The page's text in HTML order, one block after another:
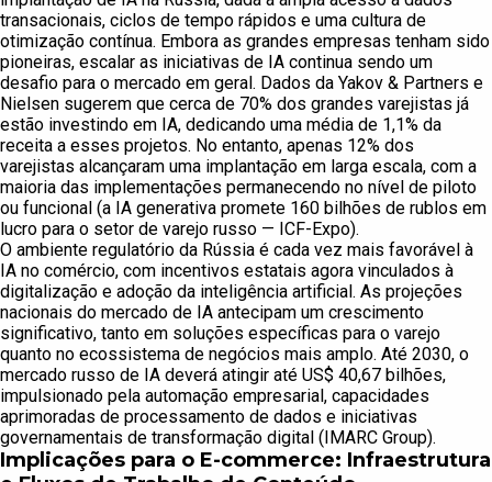
transacionais, ciclos de tempo rápidos e uma cultura de
otimização contínua. Embora as grandes empresas tenham sido
pioneiras, escalar as iniciativas de IA continua sendo um
desafio para o mercado em geral. Dados da Yakov & Partners e
Nielsen sugerem que cerca de 70% dos grandes varejistas já
estão investindo em IA, dedicando uma média de 1,1% da
receita a esses projetos. No entanto, apenas 12% dos
varejistas alcançaram uma implantação em larga escala, com a
maioria das implementações permanecendo no nível de piloto
ou funcional (a IA generativa promete 160 bilhões de rublos em
lucro para o setor de varejo russo — ICF-Expo).
O ambiente regulatório da Rússia é cada vez mais favorável à
IA no comércio, com incentivos estatais agora vinculados à
digitalização e adoção da inteligência artificial. As projeções
nacionais do mercado de IA antecipam um crescimento
significativo, tanto em soluções específicas para o varejo
quanto no ecossistema de negócios mais amplo. Até 2030, o
mercado russo de IA deverá atingir até US$ 40,67 bilhões,
impulsionado pela automação empresarial, capacidades
aprimoradas de processamento de dados e iniciativas
governamentais de transformação digital (IMARC Group).
Implicações para o E-commerce: Infraestrutura